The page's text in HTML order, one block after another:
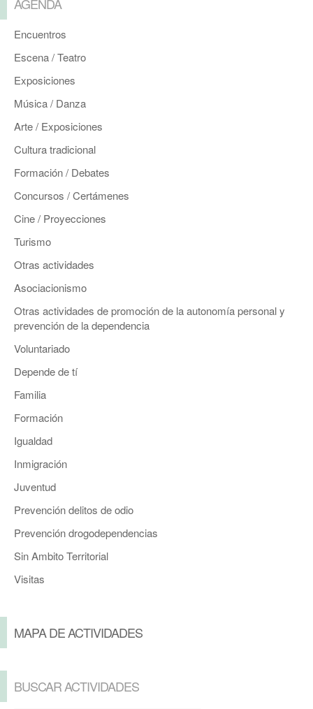
Encuentros
Escena / Teatro
Exposiciones
Música / Danza
Arte / Exposiciones
Cultura tradicional
Formación / Debates
Concursos / Certámenes
Cine / Proyecciones
Turismo
Otras actividades
Asociacionismo
Otras actividades de promoción de la autonomía personal y
prevención de la dependencia
Voluntariado
Depende de tí
Familia
Formación
Igualdad
Inmigración
Juventud
Prevención delitos de odio
Prevención drogodependencias
Sin Ambito Territorial
Visitas
MAPA DE ACTIVIDADES
BUSCAR ACTIVIDADES